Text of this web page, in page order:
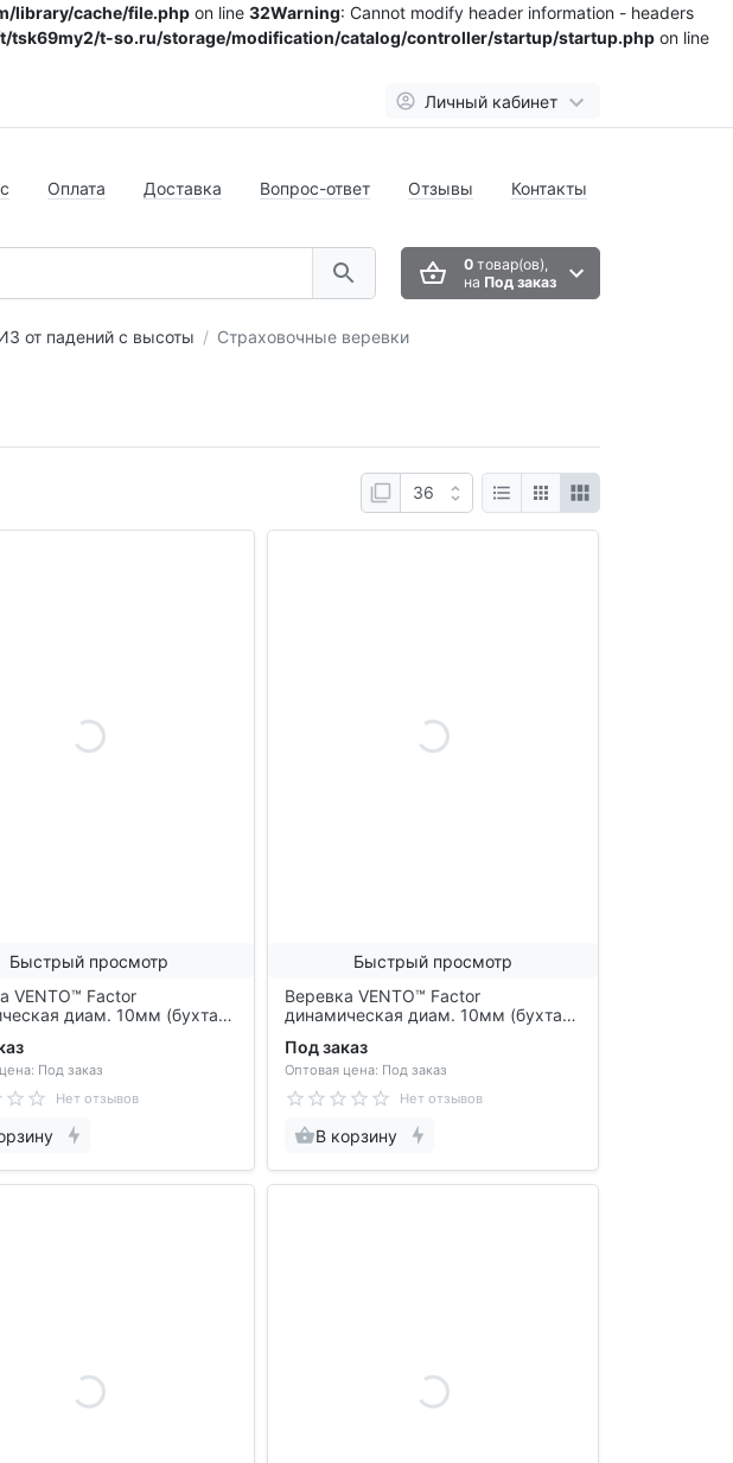
library/cache/file.php on line 32Warning: Cannot modify header information - headers
tsk69my2/t-so.ru/storage/modification/catalog/controller/startup/startup.php on line
Личный кабинет
Оплата Доставка Вопрос-ответ Отзывы Контакты
0товар(ов),
на Под заказ
от падений с высоты Страховочные веревки
Быстрый просмотр
VENTO™ Factor
диам. 10мм (бухта
Под заказ
Нет отзывов
Быстрый просмотр
Веревка VENTO™ Factor
динамическая диам. 10мм (бухта
Под заказ
Оптовая цена: Под заказ
Нет отзывов
В корзину